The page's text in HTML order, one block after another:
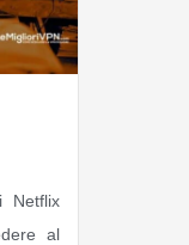
Netflix
al